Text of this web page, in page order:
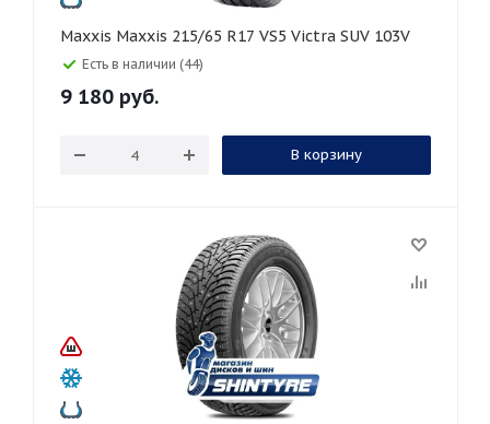
Maxxis Maxxis 215/65 R17 VS5 Victra SUV 103V
Есть в наличии (44)
9 180 руб.
В корзину